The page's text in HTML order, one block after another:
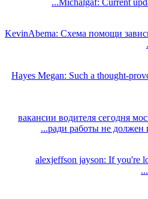
KevinAbema: Схема помощи
Hayes Megan: Such a thought-
вакансии водителя сегодня
ради работы не должен
alexjeffson jayson: If you're